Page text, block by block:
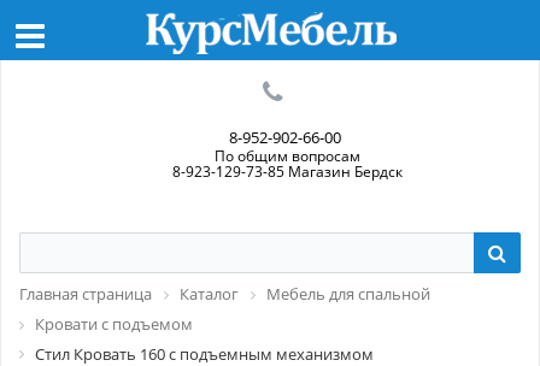
8-952-902-66-00
По общим вопросам
8-923-129-73-85 Магазин Бердск
Главная страница Каталог
Мебель для спальной
Кровати с подъемом
Стил Кровать 160 с подъемным механизмом